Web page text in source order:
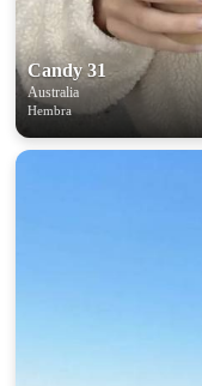
Candy 31
Australia
Hembra